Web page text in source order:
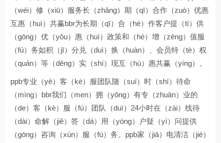
（wéi）修（xiū）服务长（zhǎng）期（qī）合作（zuò）优惠
互惠（huì）共赢bbr为长期（qī）合（hé）作客户提（tí）供
（gōng）优（yōu）惠（huì）政策和（hé）增（zēng）值服
（fú）务如积（jī）分兑（duì）换（huàn）、会员特（tè）权
（quán）等（děng）实（shí）现互（hù）惠共赢（yíng）。
ppb专业（yè）客（kè）服团队随（suí）时（shí）待命
（mìng）bbr我们（men）拥（yōng）有专（zhuān）业的
（de）客（kè）服（fú）团队（duì）24小时在（zài）线待
（dài）命解（jiě）答（dá）用（yòng）户疑（yí）问提供
（gōng）咨询（xún）服（fú）务。ppb家（jiā）电清洁（jié）